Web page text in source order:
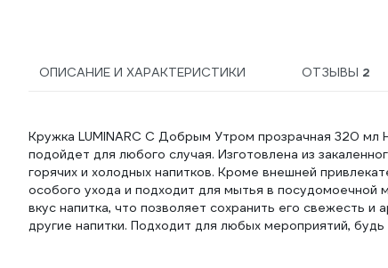
ОПИСАНИЕ И ХАРАКТЕРИСТИКИ ОТЗЫВЫ 2
Кружка LUMINARC С Добрым Утром прозрачная 320
подойдет для любого случая. Изготовлена из
горячих и холодных напитков. Кроме внешней
особого ухода и подходит для мытья в посудомоечной
вкус напитка, что позволяет сохранить его свежесть
другие напитки. Подходит для любых мероприятий,